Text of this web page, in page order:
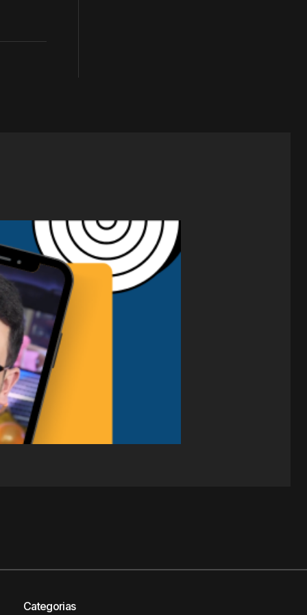
Categorias